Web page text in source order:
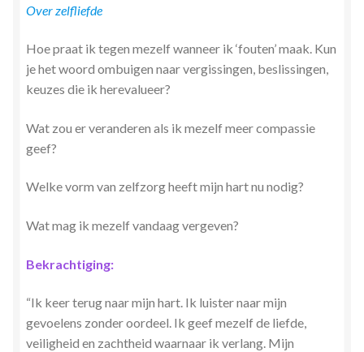
Over zelfliefde
Hoe praat ik tegen mezelf wanneer ik ‘fouten’ maak. Kun
je het woord ombuigen naar vergissingen, beslissingen,
keuzes die ik herevalueer?
Wat zou er veranderen als ik mezelf meer compassie
geef?
Welke vorm van zelfzorg heeft mijn hart nu nodig?
Wat mag ik mezelf vandaag vergeven?
Bekrachtiging:
“Ik keer terug naar mijn hart. Ik luister naar mijn
gevoelens zonder oordeel. Ik geef mezelf de liefde,
veiligheid en zachtheid waarnaar ik verlang. Mijn